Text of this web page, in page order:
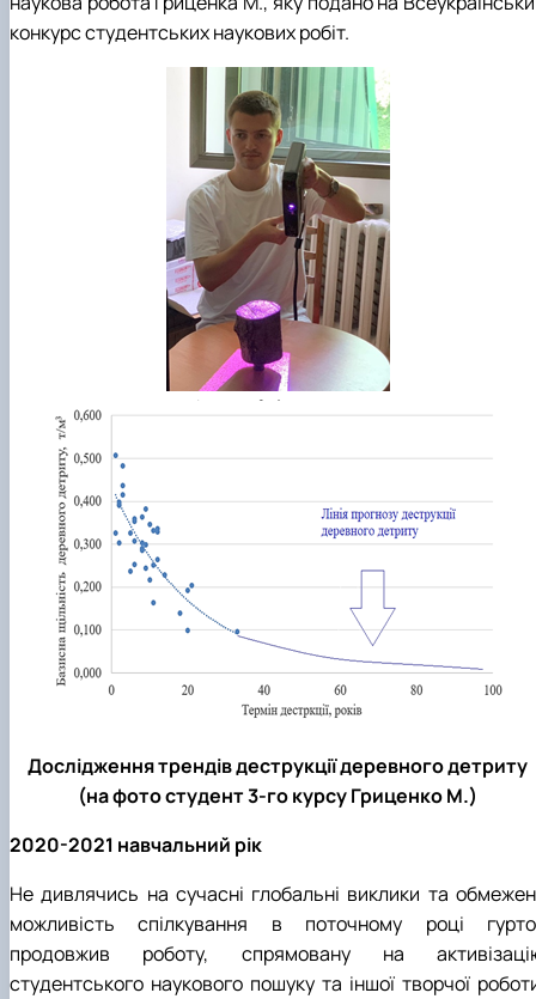
конкурс студентських наукових робіт.
Дослідження трендів деструкції деревного детриту
(на фото студент 3-го курсу Гриценко М.)
2020-2021 навчальний рік
Не дивлячись на сучасні глобальні виклики та
можливість спілкування в поточному році
продовжив роботу, спрямовану на
студентського наукового пошуку та іншої творчої